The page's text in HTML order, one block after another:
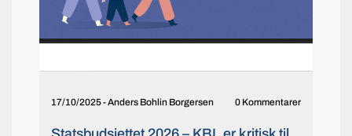
17/10/2025-Anders Bohlin Borgersen 0 Kommentarer